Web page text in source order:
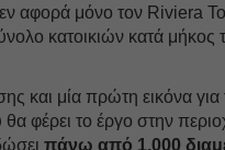
αφορά μόνο τον Riviera
κατοικιών κατά μήκος
και μία πρώτη εικόνα για
φέρει το έργο στην
πάνω από 1.000